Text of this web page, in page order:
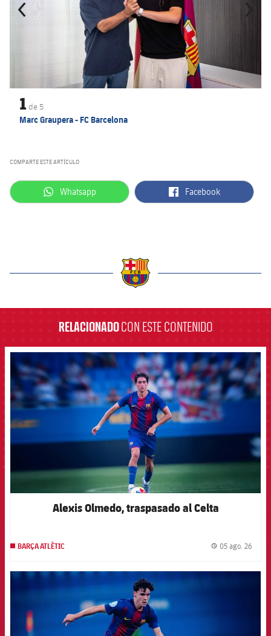
1 de 5
Marc Graupera - FC Barcelona
COMPARTE ESTE ARTÍCULO
label.aria.whatsapp
Whatsapp label.aria.facebook
Facebook
RELACIONADOCON ESTE CONTENIDO
FCB Barcelona badge
Alexis Olmedo, traspasado al Celta
BARÇA ATLÈTIC 05 ago. 26
FCB Barcelona badge